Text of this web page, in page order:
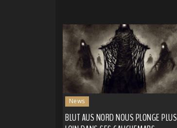
News
BLUT AUS NORD NOUS PLONGE PLUS